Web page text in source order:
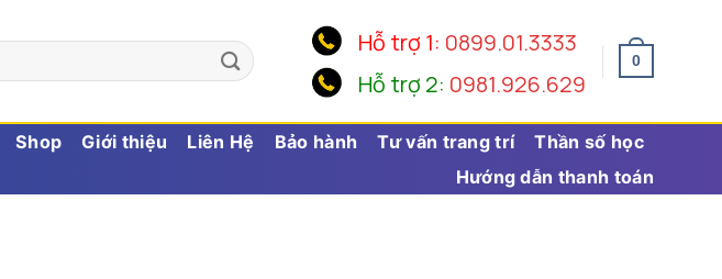
Hỗ trợ 1: 0899.01.3333
Hỗ trợ 2: 0981.926.629
0
Shop Giới thiệu Liên Hệ Bảo hành Tư vấn trang trí
Thần số học
Hướng dẫn thanh toán